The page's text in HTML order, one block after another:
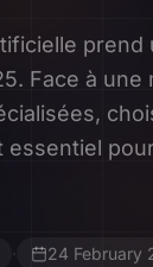
Face à une
essentiel
· 24 February